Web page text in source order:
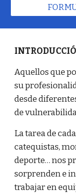
Aquellos que
su
desde
de
La tarea de
catequistas,
deporte… nos
sorprenden e
trabajar en